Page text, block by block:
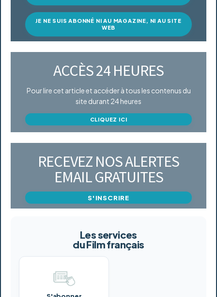
JE NE SUIS ABONNÉ NI AU MAGAZINE, NI AU SITE
WEB
ACCÈS 24 HEURES
Pour lire cet article et accéder à tous les contenus du
site durant 24 heures
CLIQUEZ ICI
RECEVEZ NOS ALERTES
EMAIL GRATUITES
S'INSCRIRE
Les services
du Film français